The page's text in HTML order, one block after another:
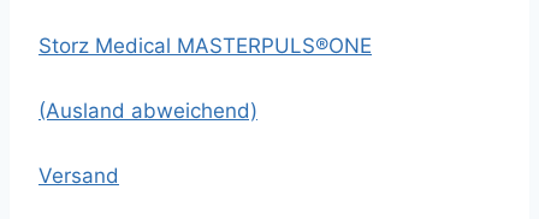
Storz Medical MASTERPULS®ONE
(Ausland abweichend)
Versand